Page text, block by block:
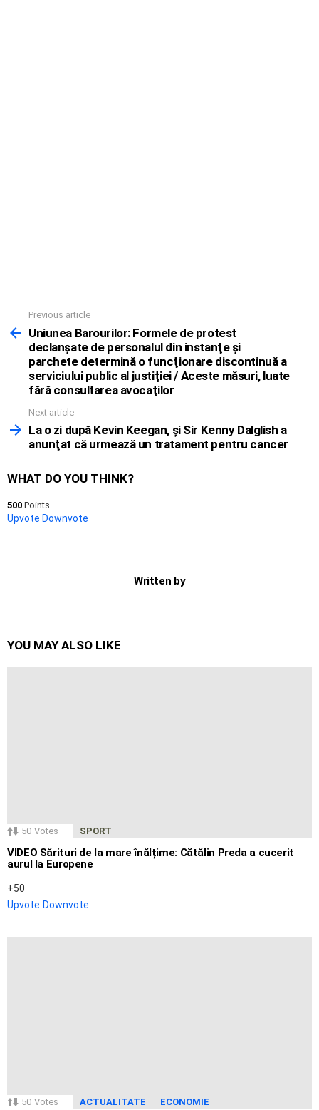
more
Previous article
Uniunea Barourilor: Formele de protest
declanşate de personalul din instanţe şi
parchete determină o funcţionare discontinuă a
serviciului public al justiţiei / Aceste măsuri, luate
fără consultarea avocaţilor
Next article
La o zi după Kevin Keegan, şi Sir Kenny Dalglish a
anunţat că urmează un tratament pentru cancer
WHAT DO YOU THINK?
500 Points
Upvote Downvote
Written by
YOU MAY ALSO LIKE
50 Votes SPORT
VIDEO Sărituri de la mare înălțime: Cătălin Preda a cucerit
aurul la Europene
50
Upvote Downvote
50 Votes ACTUALITATE ECONOMIE